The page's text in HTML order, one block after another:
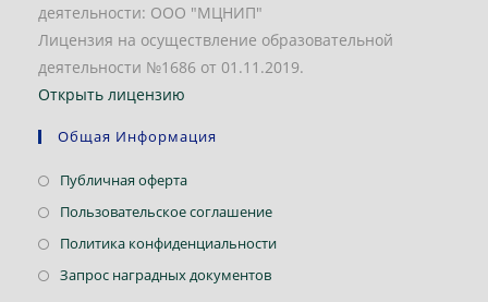
деятельности: ООО "МЦНИП"
Лицензия на осуществление образовательной
деятельности №1686 от 01.11.2019.
Открыть лицензию
Общая Информация
Публичная офертаОткроется
в
Пользовательское соглашениеОткроется
в
Политика конфиденциальностиОткроется
Запрос наградных документовОткроется